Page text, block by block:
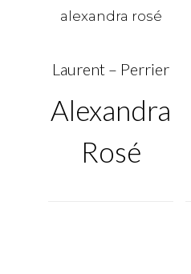
Laurent – Perrier
Alexandra
Rosé